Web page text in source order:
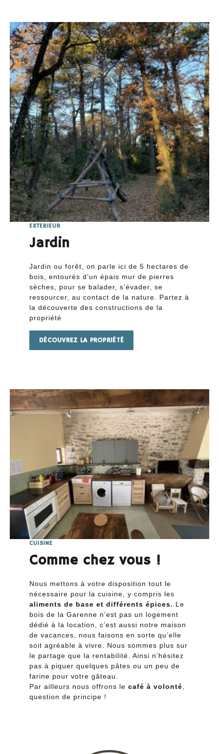
EXTERIEUR
Jardin
Jardin ou forêt, on parle ici de 5 hectares de
bois, entourés d’un épais mur de pierres
sèches, pour se balader, s’évader, se
ressourcer, au contact de la nature. Partez à
la découverte des constructions de la
propriété
DÉCOUVREZ LA PROPRIÉTÉ
CUISINE
Comme chez vous !
Nous mettons à votre disposition tout le
nécessaire pour la cuisine, y compris les
aliments de base et différents épices. Le
bois de la Garenne n’est pas un logement
dédié à la location, c’est aussi notre maison
de vacances, nous faisons en sorte qu’elle
soit agréable à vivre. Nous sommes plus sur
le partage que la rentabilité. Ainsi n’hésitez
pas à piquer quelques pâtes ou un peu de
farine pour votre gâteau.
Par ailleurs nous offrons le café à volonté
question de principe !